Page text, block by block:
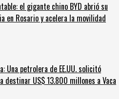
el gigante chino BYD abrió su
en Rosario y acelera la movilidad
Una petrolera de EE.UU. solicitó
destinar US$ 13.800 millones a Vaca